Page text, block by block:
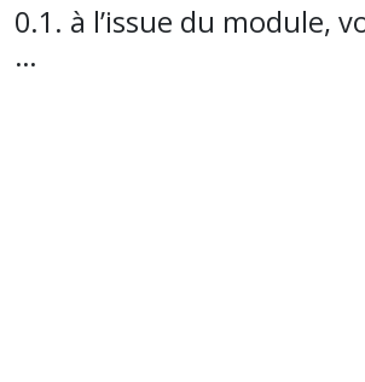
à l’issue du module,
…